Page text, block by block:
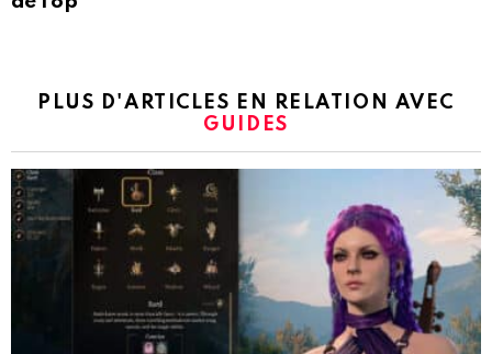
PLUS D'ARTICLES EN RELATION AVEC
GUIDES